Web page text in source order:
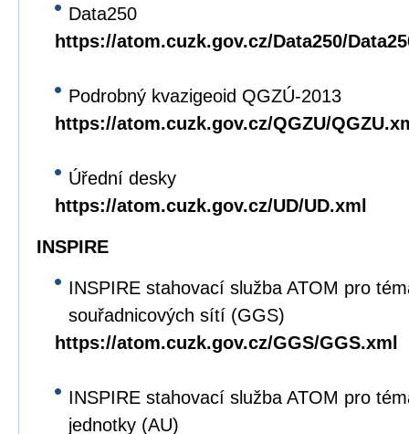
Data250
https://atom.cuzk.gov.cz/Data250/
Podrobný kvazigeoid QGZÚ-2013
https://atom.cuzk.gov.cz/QGZU/
Úřední desky
https://atom.cuzk.gov.cz/UD/UD.xml
INSPIRE
INSPIRE stahovací služba ATOM pro
souřadnicových sítí (GGS)
https://atom.cuzk.gov.cz/GGS/GGS.xml
INSPIRE stahovací služba ATOM pro
jednotky (AU)